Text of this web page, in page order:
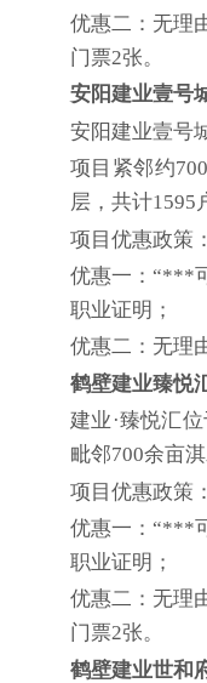
优惠二：无理
门票2张。
安阳建业壹号
安阳建业壹号
项目紧邻约
层，共计1595
项目优惠政策
优惠一：“***
职业证明；
优惠二：无理
鹤壁建业臻悦
建业·臻悦汇
毗邻700余亩
项目优惠政策
优惠一：“***
职业证明；
优惠二：无理
门票2张。
鹤壁建业世和